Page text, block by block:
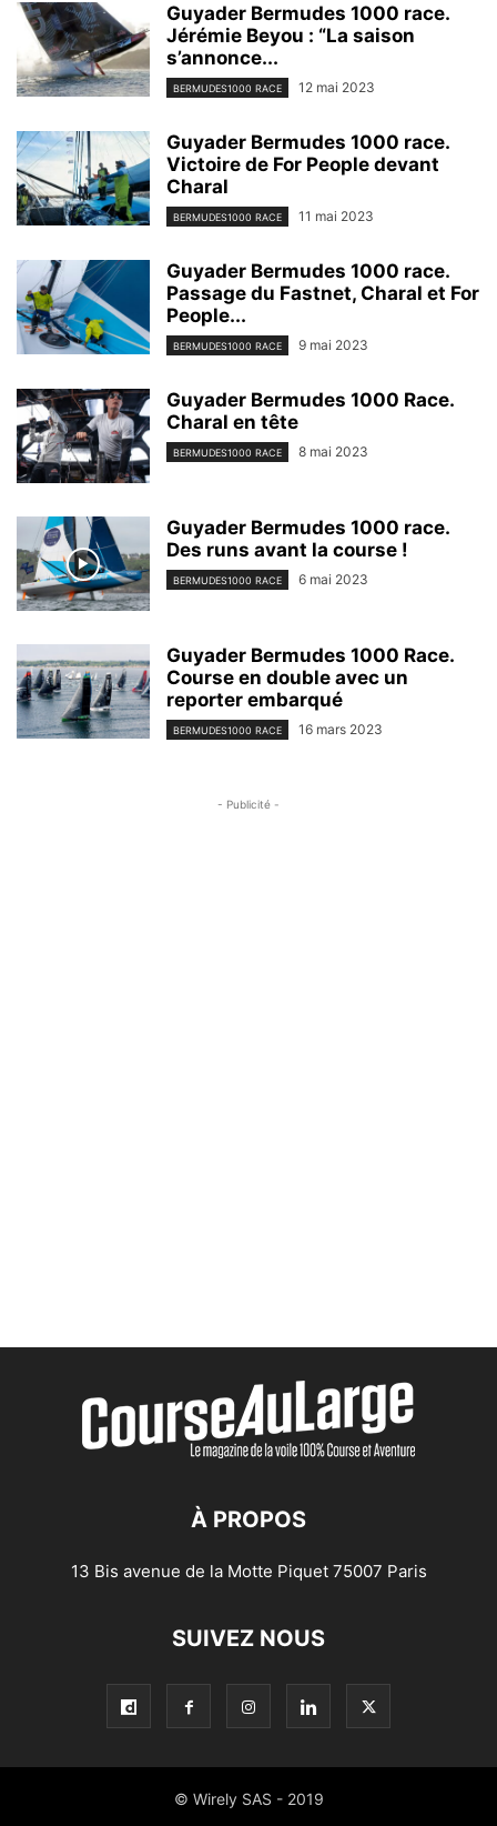
Guyader Bermudes 1000 race.
Jérémie Beyou : “La saison
s’annonce...
BERMUDES1000 RACE 12 mai 2023
Guyader Bermudes 1000 race.
Victoire de For People devant
Charal
BERMUDES1000 RACE 11 mai 2023
Guyader Bermudes 1000 race.
Passage du Fastnet, Charal et For
People...
BERMUDES1000 RACE 9 mai 2023
Guyader Bermudes 1000 Race.
Charal en tête
BERMUDES1000 RACE 8 mai 2023
Guyader Bermudes 1000 race.
Des runs avant la course !
BERMUDES1000 RACE 6 mai 2023
Guyader Bermudes 1000 Race.
Course en double avec un
reporter embarqué
BERMUDES1000 RACE 16 mars 2023
- Publicité -
À PROPOS
13 Bis avenue de la Motte Piquet 75007 Paris
SUIVEZ NOUS
© Wirely SAS - 2019